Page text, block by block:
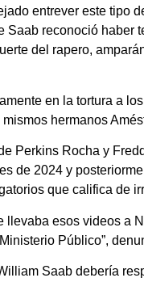
entrever este tipo
Saab reconoció haber
del rapero,
en la tortura a
hermanos
Perkins Rocha y
de 2024 y
que califica de
llevaba esos videos a
Público”,
Saab debería